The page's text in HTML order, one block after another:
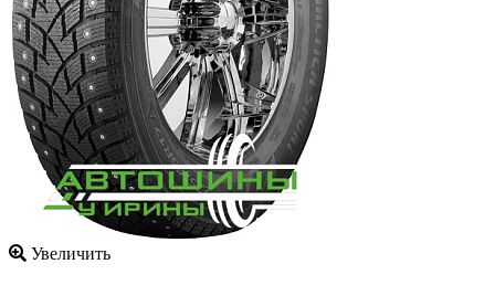
Увеличить